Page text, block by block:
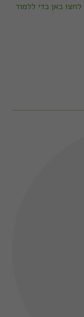
לחצו כאן כדי ללמוד